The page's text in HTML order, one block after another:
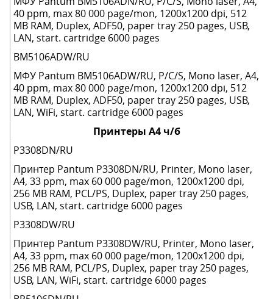
40 ppm, max 80 000 page/mon, 1200x1200 dpi, 512
MB RAM, Duplex, ADF50, paper tray 250 pages, USB,
LAN, start. cartridge 6000 pages
BM5106ADW/RU
МФУ Pantum BM5106ADW/RU, P/C/S, Mono laser, A4,
40 ppm, max 80 000 page/mon, 1200x1200 dpi, 512
MB RAM, Duplex, ADF50, paper tray 250 pages, USB,
LAN, WiFi, start. cartridge 6000 pages
Принтеры А4 ч/б
P3308DN/RU
Принтер Pantum P3308DN/RU, Printer, Mono laser,
А4, 33 ppm, max 60 000 page/mon, 1200x1200 dpi,
256 MB RAM, PCL/PS, Duplex, paper tray 250 pages,
USB, LAN, start. cartridge 6000 pages
P3308DW/RU
Принтер Pantum P3308DW/RU, Printer, Mono laser,
A4, 33 ppm, max 60 000 page/mon, 1200x1200 dpi,
256 MB RAM, PCL/PS, Duplex, paper tray 250 pages,
USB, LAN, WiFi, start. cartridge 6000 pages